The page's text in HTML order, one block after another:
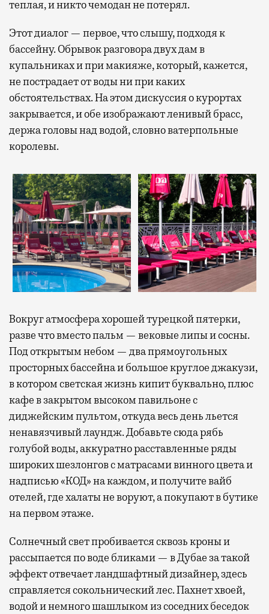
теплая, и никто чемодан не потерял.
Этот диалог — первое, что слышу, подходя к
бассейну. Обрывок разговора двух дам в
купальниках и при макияже, который, кажется,
не пострадает от воды ни при каких
обстоятельствах. На этом дискуссия о курортах
закрывается, и обе изображают ленивый брасс,
держа головы над водой, словно ватерпольные
королевы.
Вокруг атмосфера хорошей турецкой пятерки,
разве что вместо пальм — вековые липы и сосны.
Под открытым небом — два прямоугольных
просторных бассейна и большое круглое джакузи,
в котором светская жизнь кипит буквально, плюс
кафе в закрытом высоком павильоне с
диджейским пультом, откуда весь день льется
ненавязчивый лаундж. Добавьте сюда рябь
голубой воды, аккуратно расставленные ряды
широких шезлонгов с матрасами винного цвета и
надписью «КОД» на каждом, и получите вайб
отелей, где халаты не воруют, а покупают в бутике
на первом этаже.
Солнечный свет пробивается сквозь кроны и
рассыпается по воде бликами — в Дубае за такой
эффект отвечает ландшафтный дизайнер, здесь
справляется сокольнический лес. Пахнет хвоей,
водой и немного шашлыком из соседних беседок